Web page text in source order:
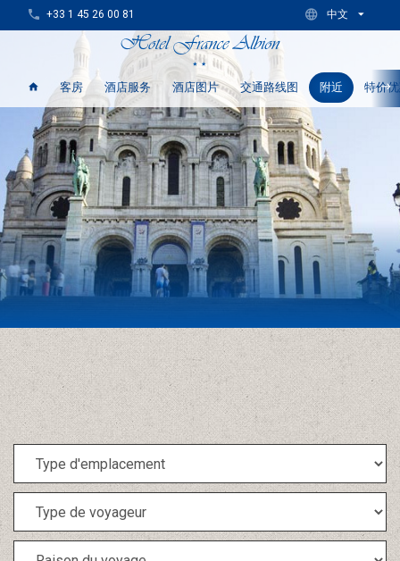
客房 酒店服务 酒店图片 交通路线图 附近 特价
+33 1 45 26 00 81 中文